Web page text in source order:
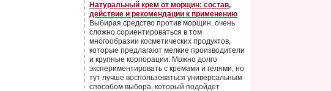
Натуральный крем от морщин: состав,
действие и рекомендации к применению
Выбирая средство против морщин, очень
сложно сориентироваться в том
многообразии косметических продуктов,
которые предлагают мелкие производители
и крупные корпорации. Можно долго
экспериментировать с кремами и гелями, но
тут лучше воспользоваться универсальным
способом выбора, который подойдет